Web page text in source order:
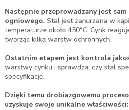
Następnie przeprowadzany jest
ogniowego. Stal jest zanurzana w
temperaturze około 450°C. Cynk
tworząc kilka warstw ochronnych.
Ostatnim etapem jest kontrola
warstwy cynku i sprawdza, czy stal
specyfikacje.
Dzięki temu drobiazgowemu
uzyskuje swoje unikalne właściwości: